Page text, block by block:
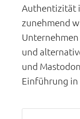
Authentizität
zunehmend
und
und
Einführung in